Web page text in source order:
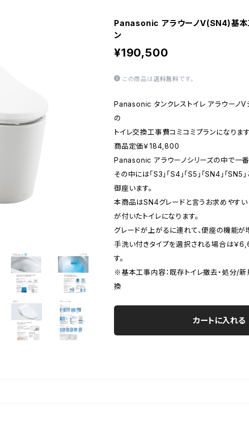
Panasonic アラウーノV(SN4)基本
ン
¥190,500
この商品は送料無料です。
Panasonic タンクレストイレ アラウーノV
の
トイレ交換工事費コミコミプランになります
商品定価￥184,800
Panasonic アラウーノシリーズの中で一
その中には「S3」「S4」「S5」「SN4」「
御座います。
本商品はSN4グレードと言うお求めやす
が付いたトイレになります。
グレードが上がるに連れて、便座の機能が
手洗い付きタイプを選択される場合は￥
す。
※基本工事内容：既存トイレ撤去・処分/
換
カートに入れる